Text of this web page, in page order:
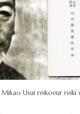
Mikao Usui reikoeur reiki